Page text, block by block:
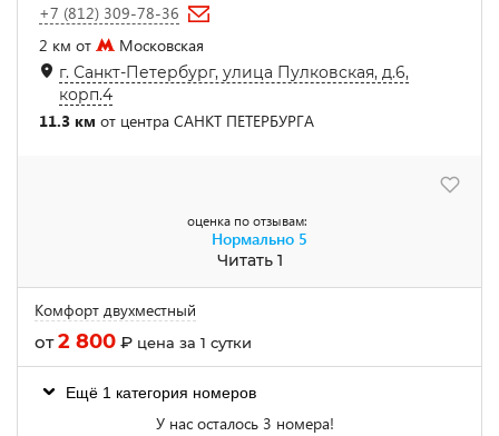
+7 (812) 309-78-36
2 км от
Московская
г. Санкт-Петербург, улица Пулковская, д.6,
корп.4
11.3 км от центра САНКТ ПЕТЕРБУРГА
оценка по отзывам:
Нормально 5
Читать 1
Комфорт двухместный
от2 800 ₽ цена за 1 сутки
Ещё 1 категория номеров
У нас осталось 3 номера!